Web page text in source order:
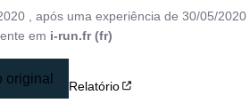
, após uma experiência de30/05/2020
em i-run.fr (fr)
original Relatório